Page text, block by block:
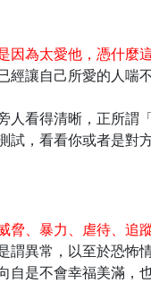
因為太愛他，憑什麼
讓自己所愛的人喘
看得清晰，正所謂
，看看你或者是對
脅、暴力、虐待、追
異常，以至於恐怖
是不會幸福美滿，